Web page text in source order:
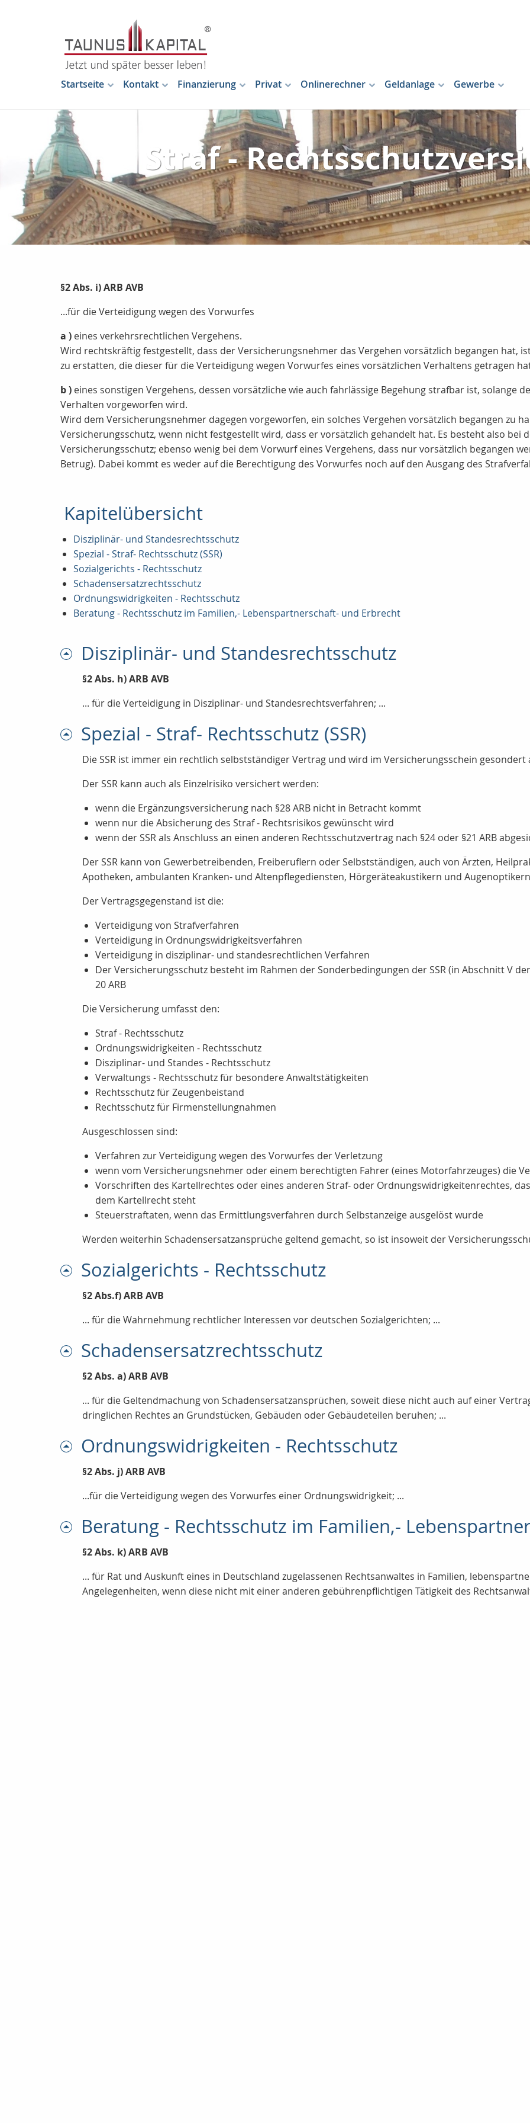
Startseite Kontakt Finanzierung Privat Onlinerechner Geldanlage Gewerbe
Straf -
§2 Abs. i) ARB AVB
...für die Verteidigung wegen des Vorwurfes
a ) eines verkehrsrechtlichen Vergehens.
Wird rechtskräftig festgestellt, dass der Versicherungsnehmer das Vergehen vorsätzlich begangen hat,
zu erstatten, die dieser für die Verteidigung wegen Vorwurfes eines vorsätzlichen Verhaltens getragen
b ) eines sonstigen Vergehens, dessen vorsätzliche wie auch fahrlässige Begehung strafbar ist, solange
Verhalten vorgeworfen wird.
Wird dem Versicherungsnehmer dagegen vorgeworfen, ein solches Vergehen vorsätzlich begangen zu
Versicherungsschutz, wenn nicht festgestellt wird, dass er vorsätzlich gehandelt hat. Es besteht also bei
Versicherungsschutz; ebenso wenig bei dem Vorwurf eines Vergehens, dass nur vorsätzlich begangen
Betrug). Dabei kommt es weder auf die Berechtigung des Vorwurfes noch auf den Ausgang des
Kapitelübersicht
Disziplinär- und Standesrechtsschutz
Spezial - Straf- Rechtsschutz (SSR)
Sozialgerichts - Rechtsschutz
Schadensersatzrechtsschutz
Ordnungswidrigkeiten - Rechtsschutz
Beratung - Rechtsschutz im Familien,- Lebenspartnerschaft- und Erbrecht
Disziplinär- und Standesrechtsschutz
§2 Abs. h) ARB AVB
... für die Verteidigung in Disziplinar- und Standesrechtsverfahren; ...
Spezial - Straf- Rechtsschutz (SSR)
Die SSR ist immer ein rechtlich selbstständiger Vertrag und wird im Versicherungsschein gesondert
Der SSR kann auch als Einzelrisiko versichert werden:
wenn die Ergänzungsversicherung nach §28 ARB nicht in Betracht kommt
wenn nur die Absicherung des Straf - Rechtsrisikos gewünscht wird
wenn der SSR als Anschluss an einen anderen Rechtsschutzvertrag nach §24 oder §21 ARB
Der SSR kann von Gewerbetreibenden, Freiberuflern oder Selbstständigen, auch von Ärzten,
Apotheken, ambulanten Kranken- und Altenpflegediensten, Hörgeräteakustikern und
Der Vertragsgegenstand ist die:
Verteidigung von Strafverfahren
Verteidigung in Ordnungswidrigkeitsverfahren
Verteidigung in disziplinar- und standesrechtlichen Verfahren
Der Versicherungsschutz besteht im Rahmen der Sonderbedingungen der SSR (in Abschnitt V
20 ARB
Die Versicherung umfasst den:
Straf - Rechtsschutz
Ordnungswidrigkeiten - Rechtsschutz
Disziplinar- und Standes - Rechtsschutz
Verwaltungs - Rechtsschutz für besondere Anwaltstätigkeiten
Rechtsschutz für Zeugenbeistand
Rechtsschutz für Firmenstellungnahmen
Ausgeschlossen sind:
Verfahren zur Verteidigung wegen des Vorwurfes der Verletzung
wenn vom Versicherungsnehmer oder einem berechtigten Fahrer (eines Motorfahrzeuges) die
Vorschriften des Kartellrechtes oder eines anderen Straf- oder Ordnungswidrigkeitenrechtes,
dem Kartellrecht steht
Steuerstraftaten, wenn das Ermittlungsverfahren durch Selbstanzeige ausgelöst wurde
Werden weiterhin Schadensersatzansprüche geltend gemacht, so ist insoweit der
Sozialgerichts - Rechtsschutz
§2 Abs.f) ARB AVB
... für die Wahrnehmung rechtlicher Interessen vor deutschen Sozialgerichten; ...
Schadensersatzrechtsschutz
§2 Abs. a) ARB AVB
... für die Geltendmachung von Schadensersatzansprüchen, soweit diese nicht auch auf einer
dringlichen Rechtes an Grundstücken, Gebäuden oder Gebäudeteilen beruhen; ...
Ordnungswidrigkeiten - Rechtsschutz
§2 Abs. j) ARB AVB
...für die Verteidigung wegen des Vorwurfes einer Ordnungswidrigkeit; ...
Beratung - Rechtsschutz im Familien,-
§2 Abs. k) ARB AVB
... für Rat und Auskunft eines in Deutschland zugelassenen Rechtsanwaltes in Familien,
Angelegenheiten, wenn diese nicht mit einer anderen gebührenpflichtigen Tätigkeit des